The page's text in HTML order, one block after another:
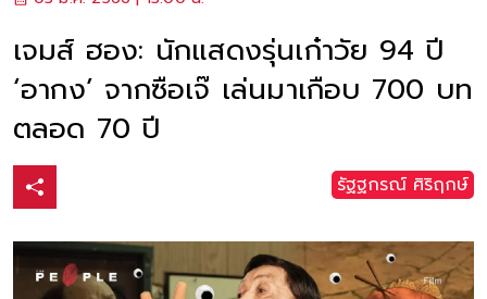
เจมส์ ฮอง: นักแสดงรุ่นเก๋าวัย 94 ปี
‘อากง’ จากซือเจ๊ เล่นมาเกือบ 700 บท
ตลอด 70 ปี
รัฐฐกรณ์ ศิริฤกษ์